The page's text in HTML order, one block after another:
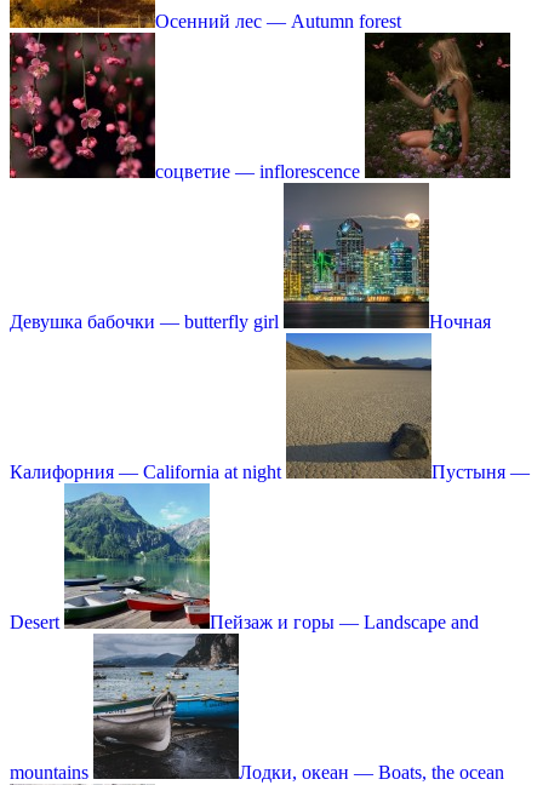
Осенний лес — Autumn forest
соцветие — inflorescence
Девушка бабочки — butterfly girl Ночная
Калифорния — California at night Пустыня —
Desert Пейзаж и горы — Landscape and
mountains Лодки, океан — Boats, the ocean